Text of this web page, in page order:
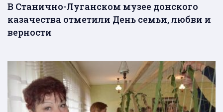
В Станично-Луганском музее донского
казачества отметили День семьи, любви и
верности